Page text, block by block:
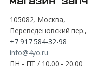
105082, Москва,
Переведеновский пер.,
+7 917 584-32-98
info@4yo.ru
ПН - ПТ / 10.00 - 20.00